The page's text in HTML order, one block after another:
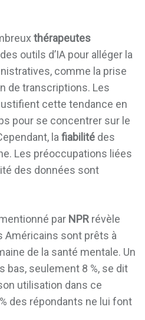
thérapeutes
outils d’IA pour alléger la
comme la prise
de transcriptions. Les
cette tendance en
pour se concentrer sur le
la fiabilité des
Les préoccupations liées
des données sont
par NPR révèle
Américains sont prêts à
de la santé mentale. Un
bas, seulement 8 %, se dit
utilisation dans ce
des répondants ne lui font